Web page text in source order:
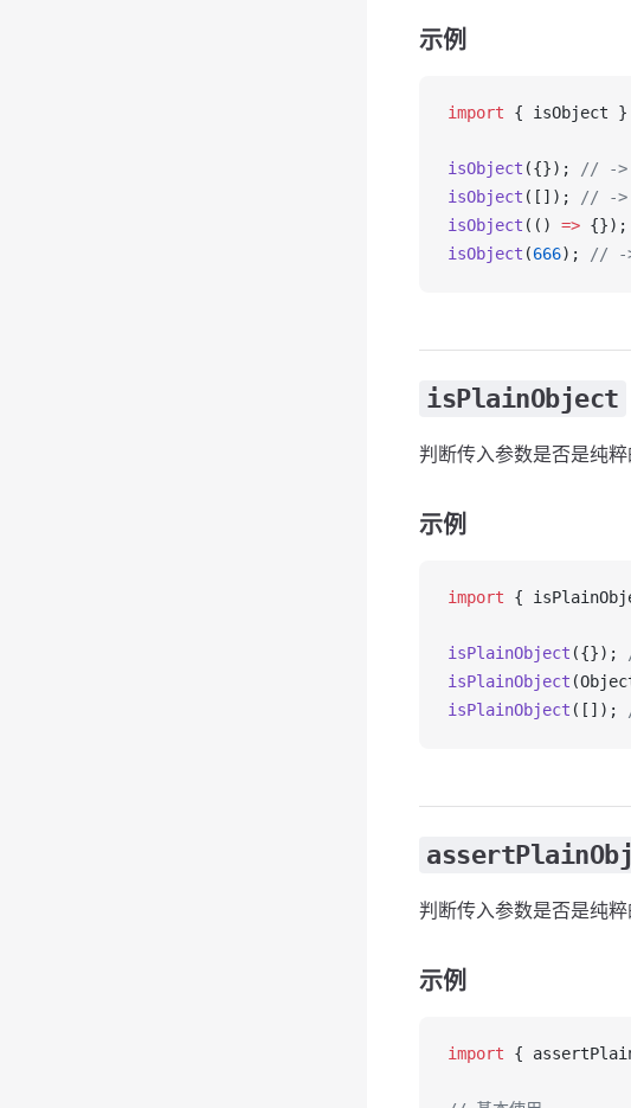
示例
import { isObject }
isObject ({});
// ->
isObject ([]);
// ->
isObject (() => {});
isObject (666); // -
isPlainObject
判断传入参数是否是纯
示例
import {
isPlainObject ({});
isPlainObject (
isPlainObject ([]);
判断传入参数是否是纯
示例
import {